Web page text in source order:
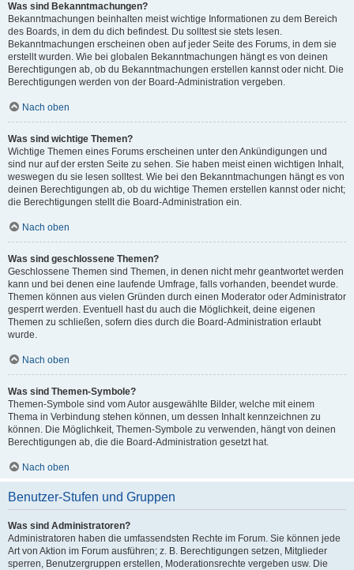
Was sind Bekanntmachungen?
Bekanntmachungen beinhalten meist wichtige Informationen zu dem Bereich
des Boards, in dem du dich befindest. Du solltest sie stets lesen.
Bekanntmachungen erscheinen oben auf jeder Seite des Forums, in dem sie
erstellt wurden. Wie bei globalen Bekanntmachungen hängt es von deinen
Berechtigungen ab, ob du Bekanntmachungen erstellen kannst oder nicht. Die
Berechtigungen werden von der Board-Administration vergeben.
Nach oben
Was sind wichtige Themen?
Wichtige Themen eines Forums erscheinen unter den Ankündigungen und
sind nur auf der ersten Seite zu sehen. Sie haben meist einen wichtigen Inhalt,
weswegen du sie lesen solltest. Wie bei den Bekanntmachungen hängt es von
deinen Berechtigungen ab, ob du wichtige Themen erstellen kannst oder nicht;
die Berechtigungen stellt die Board-Administration ein.
Nach oben
Was sind geschlossene Themen?
Geschlossene Themen sind Themen, in denen nicht mehr geantwortet werden
kann und bei denen eine laufende Umfrage, falls vorhanden, beendet wurde.
Themen können aus vielen Gründen durch einen Moderator oder Administrator
gesperrt werden. Eventuell hast du auch die Möglichkeit, deine eigenen
Themen zu schließen, sofern dies durch die Board-Administration erlaubt
wurde.
Nach oben
Was sind Themen-Symbole?
Themen-Symbole sind vom Autor ausgewählte Bilder, welche mit einem
Thema in Verbindung stehen können, um dessen Inhalt kennzeichnen zu
können. Die Möglichkeit, Themen-Symbole zu verwenden, hängt von deinen
Berechtigungen ab, die die Board-Administration gesetzt hat.
Nach oben
Benutzer-Stufen und Gruppen
Was sind Administratoren?
Administratoren haben die umfassendsten Rechte im Forum. Sie können jede
Art von Aktion im Forum ausführen; z. B. Berechtigungen setzen, Mitglieder
sperren, Benutzergruppen erstellen, Moderationsrechte vergeben usw. Die